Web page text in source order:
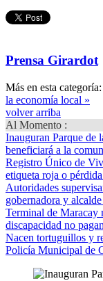
Prensa Girardot
Más en esta categoría:
la economía local »
volver arriba
Al Momento :
Inauguran Parque de
beneficiará a la
Registro Único de
etiqueta roja o
Autoridades
gobernadora y
Terminal de Maracay
discapacidad no
Nacen tortuguillos y
Policía Municipal de